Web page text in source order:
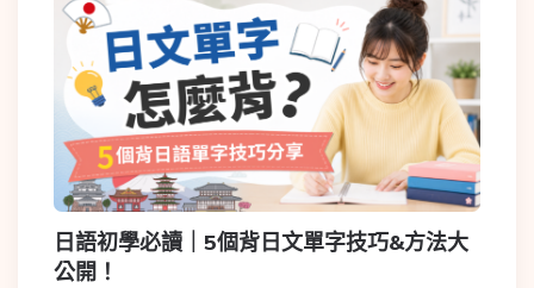
日語初學必讀｜5個背日文單字技巧&方法大
公開！